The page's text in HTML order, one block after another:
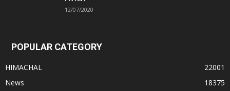
12/07/2020
POPULAR CATEGORY
HIMACHAL
22001
News
18375